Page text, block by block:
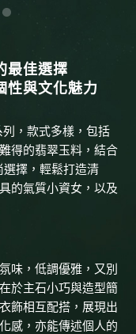
最佳選擇
與文化魅力
，款式多樣，包括
得的翡翠玉料，結合
擇，輕鬆打造清
的氣質小資女，以及
味，低調優雅，又別
於主石小巧與造型簡
飾相互配搭，展現出
感，亦能傳述個人的